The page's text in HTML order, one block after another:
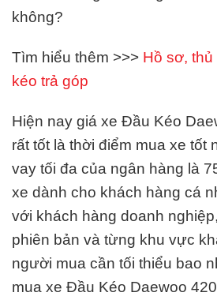
không?
Tìm hiểu thêm >>> Hồ sơ,
kéo trả góp
Hiện nay giá xe Đầu Kéo
rất tốt là thời điểm mua xe tốt
vay tối đa của ngân hàng là
xe dành cho khách hàng cá
với khách hàng doanh
phiên bản và từng khu vực
người mua cần tối thiểu bao
mua xe Đầu Kéo Daewoo